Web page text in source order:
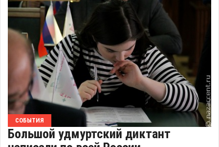
СОБЫТИЯ
Большой удмуртский диктант